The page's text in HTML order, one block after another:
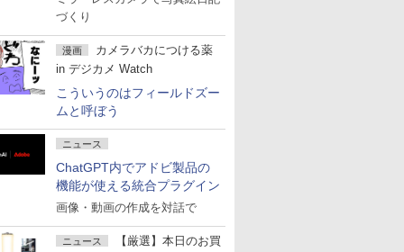
づくり
漫画
カメラバカにつける薬
in デジカメ Watch
こういうのはフィールドズー
ムと呼ぼう
ニュース
ChatGPT内でアドビ製品の
機能が使える統合プラグイン
画像・動画の作成を対話で
ニュース
【厳選】本日のお買